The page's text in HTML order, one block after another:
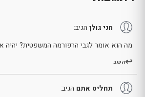
חני גולן הגיב:
מה הוא אומר לגבי הרפורמה המשפטית? יהיה
השב
תחליט אתם הגיב: